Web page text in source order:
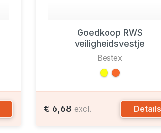
Goedkoop RWS
veiligheidsvestje
Bestex
€ 6,68 excl. Details